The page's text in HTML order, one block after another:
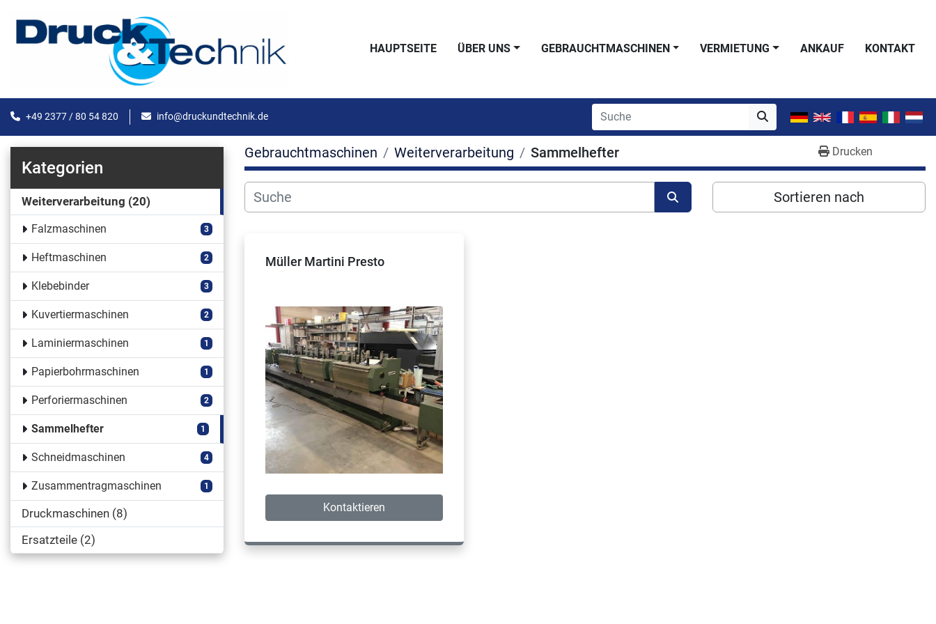
HAUPTSEITE ÜBER UNS GEBRAUCHTMASCHINEN VERMIETUNG ANKAUF KONTAKT
+49 2377 / 80 54 820 info@druckundtechnik.de
Kategorien
Weiterverarbeitung 20
Falzmaschinen 3
Heftmaschinen 2
Klebebinder 3
Kuvertiermaschinen 2
Laminiermaschinen 1
Papierbohrmaschinen 1
Perforiermaschinen 2
Sammelhefter 1
Schneidmaschinen 4
Zusammentragmaschinen 1
Druckmaschinen 8
Ersatzteile 2
Gebrauchtmaschinen Weiterverarbeitung Sammelhefter Drucken
Sortieren nach
Müller Martini Presto
Kontaktieren